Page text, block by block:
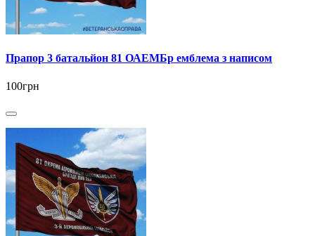
Прапор 3 батальйон 81 ОАЕМБр емблема з написом
100грн